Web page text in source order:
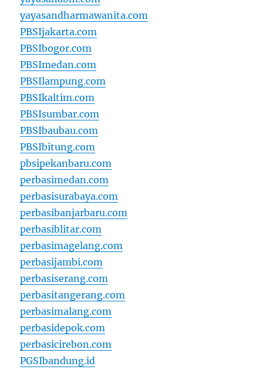
yayasandharmawanita.com
PBSIjakarta.com
PBSIbogor.com
PBSImedan.com
PBSIlampung.com
PBSIkaltim.com
PBSIsumbar.com
PBSIbaubau.com
PBSIbitung.com
pbsipekanbaru.com
perbasimedan.com
perbasisurabaya.com
perbasibanjarbaru.com
perbasiblitar.com
perbasimagelang.com
perbasijambi.com
perbasiserang.com
perbasitangerang.com
perbasimalang.com
perbasidepok.com
perbasicirebon.com
PGSIbandung.id